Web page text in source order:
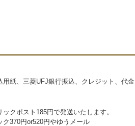
用紙、三菱UFJ銀行振込、クレジット、代
クポスト185円で発送いたします。
ク370円or520円やゆうメール